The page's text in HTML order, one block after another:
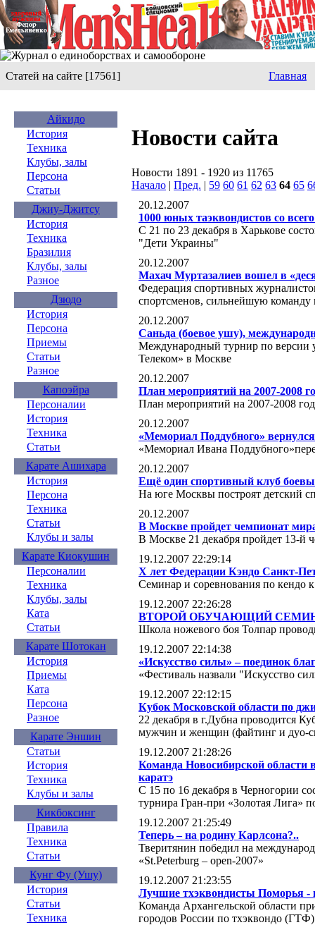
Статей на сайте [17561] Главная
Айкидо
История
Техника
Клубы, залы
Персона
Статьи
Джиу-Джитсу
История
Техника
Бразилия
Клубы, залы
Разное
Дзюдо
История
Персона
Приемы
Статьи
Разное
Капоэйра
Персоналии
История
Техника
Статьи
Карате Ашихара
История
Персона
Техника
Статьи
Клубы и залы
Карате Киокушин
Персоналии
Техника
Клубы, залы
Ката
Статьи
Карате Шотокан
История
Приемы
Ката
Персона
Разное
Карате Эншин
Статьи
История
Техника
Клубы и залы
Кикбоксинг
Правила
Техника
Статьи
Кунг Фу (Ушу)
История
Статьи
Техника
Новости сайта
Новости 1891 - 1920 из 11765
Начало | Пред. | 59 60 61 62 63 64 65
20.12.2007
1000 юных таэквондистов со
С 21 по 23 декабря в Харькове
"Дети Украины"
20.12.2007
Махач Муртазалиев вошел в
Федерация спортивных
спортсменов, сильнейшую команду
20.12.2007
Саньда (боевое ушу),
Международный турнир по версии
Телеком» в Москве
20.12.2007
План мероприятий на 2007-2008
План мероприятий на 2007-2008
20.12.2007
«Мемориал Поддубного»
«Мемориал Ивана
20.12.2007
Ещё один спортивный клуб
На юге Москвы построят детский
20.12.2007
В Москве пройдет чемпионат
В Москве 21 декабря пройдет 13-й
19.12.2007 22:29:14
X лет Федерации Кэндо Санкт-
Семинар и соревнования по кендо
19.12.2007 22:26:28
ВТОРОЙ ОБУЧАЮЩИЙ
Школа ножевого боя Толпар
19.12.2007 22:14:38
«Искусство силы» – поединок
«Фестиваль назвали "Искусство
19.12.2007 22:12:15
Кубок Московской области по
22 декабря в г.Дубна проводится
мужчин и женщин (файтинг и дуо-
19.12.2007 21:28:26
Команда Новосибирской области
каратэ
С 15 по 16 декабря в Черногории
турнира Гран-при «Золотая Лига»
19.12.2007 21:25:49
Теперь – на родину Карлсона?..
Тверитянин победил на
«St.Peterburg – open-2007»
19.12.2007 21:23:55
Лучшие тхэквондисты Поморья -
Команда Архангельской области
городов России по тхэквондо (ГТФ)